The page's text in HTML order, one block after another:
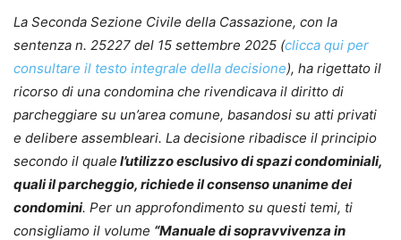
La Seconda Sezione Civile della Cassazione, con la
sentenza n. 25227 del 15 settembre 2025 (clicca qui per
consultare il testo integrale della decisione), ha rigettato il
ricorso di una condomina che rivendicava il diritto di
parcheggiare su un’area comune, basandosi su atti privati
e delibere assembleari. La decisione ribadisce il principio
secondo il quale l’utilizzo esclusivo di spazi condominiali,
quali il parcheggio, richiede il consenso unanime dei
condomini. Per un approfondimento su questi temi, ti
consigliamo il volume “Manuale di sopravvivenza in